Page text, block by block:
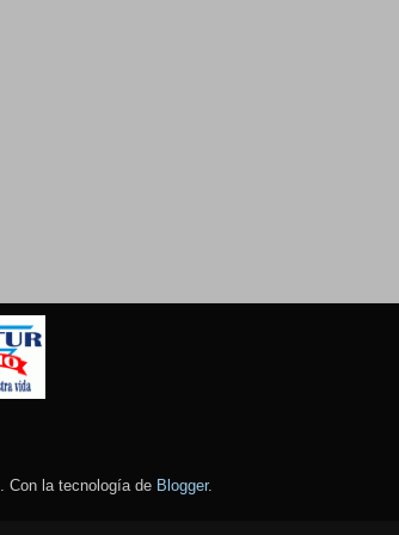
. Con la tecnología de Blogger.